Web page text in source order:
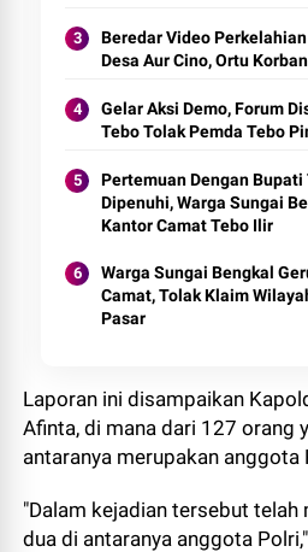
Beredar Video
Desa Aur Cino, Ortu
Gelar Aksi Demo, Forum
Tebo Tolak Pemda Tebo
Pertemuan Dengan Bupati
Dipenuhi, Warga Sungai
Kantor Camat Tebo Ilir
Warga Sungai Bengkal
Camat, Tolak Klaim
Pasar
Laporan ini disampaikan
Afinta, di mana dari 127 orang
antaranya merupakan anggota
"Dalam kejadian tersebut telah
dua di antaranya anggota